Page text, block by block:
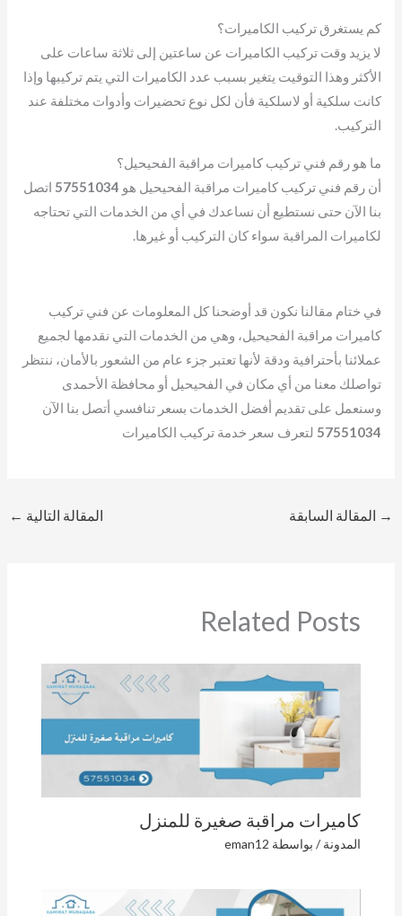
كم يستغرق تركيب الكاميرات؟
لا يزيد وقت تركيب الكاميرات عن ساعتين إلى ثلاثة ساعات على
الأكثر وهذا التوقيت يتغير بسبب عدد الكاميرات التي يتم تركيبها وإذا
كانت سلكية أو لاسلكية فأن لكل نوع تحضيرات وأدوات مختلفة عند
التركيب.
ما هو رقم فني تركيب كاميرات مراقبة الفحيحيل؟
أن رقم فني تركيب كاميرات مراقبة الفحيحيل هو 57551034 اتصل
بنا الآن حتى نستطيع أن نساعدك في أي من الخدمات التي تحتاجه
لكاميرات المراقبة سواء كان التركيب أو غيرها.
في ختام مقالنا نكون قد أوضحنا كل المعلومات عن فني تركيب
كاميرات مراقبة الفحيحيل، وهي من الخدمات التي نقدمها لجميع
عملائنا بأحترافية ودقة لأنها تعتبر جزء عام من الشعور بالأمان، ننتظر
تواصلك معنا من أي مكان في الفحيحيل أو محافظة الأحمدى
وسنعمل على تقديم أفضل الخدمات بسعر تنافسي أتصل بنا الآن
57551034 لتعرف سعر خدمة تركيب الكاميرات
→ المقالة السابقة المقالة التالية ←
Related Posts
كاميرات مراقبة صغيرة للمنزل
المدونة / بواسطة eman12